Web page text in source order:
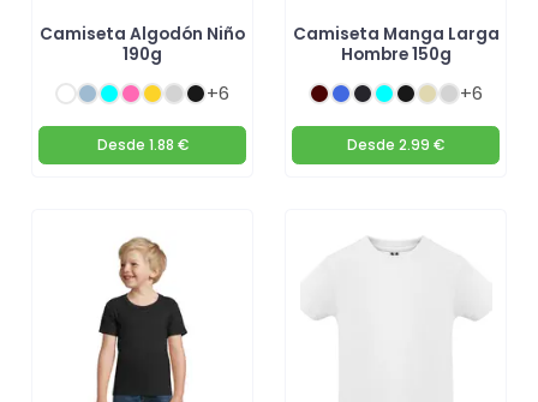
Camiseta Algodón Niño
190g
+6
Desde 1.88 €
Camiseta Manga Larga
Hombre 150g
+6
Desde 2.99 €